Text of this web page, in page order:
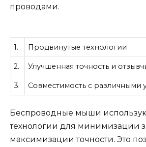
проводами.
1. Продвинутые технологии
2. Улучшенная точность и
3. Совместимость с различными
Беспроводные мыши
технологии для минимизации
максимизации точности. Это